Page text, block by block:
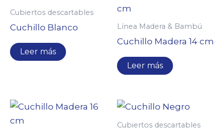
Cubiertos descartables
Cuchillo Blanco
Leer más
Línea Madera & Bambú
Cuchillo Madera 14 cm
Leer más
Cubiertos descartables